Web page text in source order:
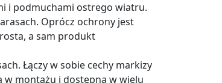
i podmuchami ostrego wiatru.
Oprócz ochrony jest
a sam produkt
Łączy w sobie cechy markizy
w montażu i dostępna w wielu